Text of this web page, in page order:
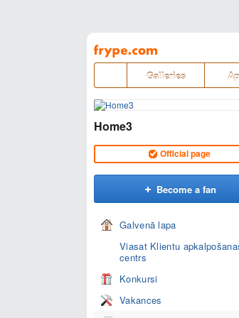
Pāriet
uz
saturu
Galleries
Home3
Official page
Become a fan
Galvenā lapa
Viasat Klientu
centrs
Konkursi
Vakances